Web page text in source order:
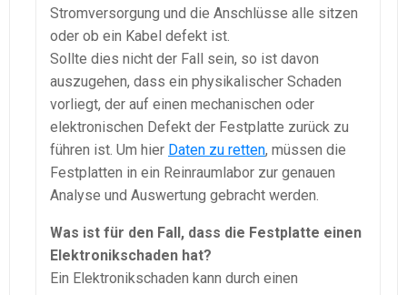
Stromversorgung und die Anschlüsse alle sitzen
oder ob ein Kabel defekt ist.
Sollte dies nicht der Fall sein, so ist davon
auszugehen, dass ein physikalischer Schaden
vorliegt, der auf einen mechanischen oder
elektronischen Defekt der Festplatte zurück zu
führen ist. Um hier Daten zu retten, müssen die
Festplatten in ein Reinraumlabor zur genauen
Analyse und Auswertung gebracht werden.
Was ist für den Fall, dass die Festplatte einen
Elektronikschaden hat?
Ein Elektronikschaden kann durch einen